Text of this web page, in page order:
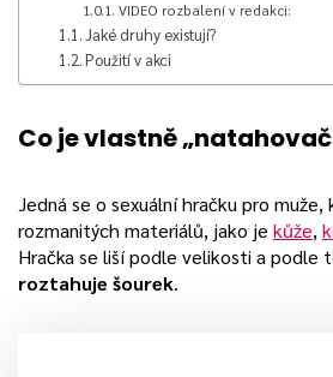
VIDEO rozbalení v redakci:
Jaké druhy existují?
Použití v akci
Co je vlastně
Jedná se o sexuální hračku pro
rozmanitých materiálů, jako je kůže,
Hračka se liší podle velikosti a podle
roztahuje šourek.